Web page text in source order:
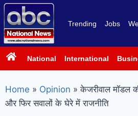
Trending Jobs
National International
Home » Opinion » केजरीवाल मॉडल
और फिर सवालों के घेरे में राजनीति